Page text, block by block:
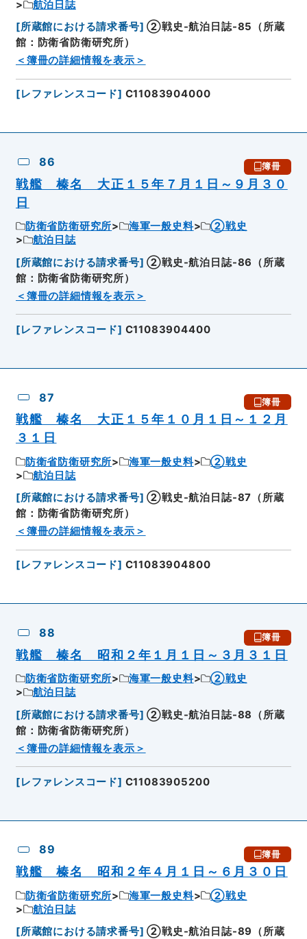
航泊日誌
[所蔵館における請求番号] ②戦史-航泊日誌-85（所蔵
館：防衛省防衛研究所）
＜簿冊の詳細情報を表示＞
[レファレンスコード] C11083904000
86 簿冊
戦艦 榛名 大正１５年７月１日～９月３０
日
防衛省防衛研究所 海軍一般史料
②戦史
航泊日誌
[所蔵館における請求番号] ②戦史-航泊日誌-86（所蔵
館：防衛省防衛研究所）
＜簿冊の詳細情報を表示＞
[レファレンスコード] C11083904400
87 簿冊
戦艦 榛名 大正１５年１０月１日～１２月
３１日
防衛省防衛研究所 海軍一般史料
②戦史
航泊日誌
[所蔵館における請求番号] ②戦史-航泊日誌-87（所蔵
館：防衛省防衛研究所）
＜簿冊の詳細情報を表示＞
[レファレンスコード] C11083904800
88 簿冊
戦艦 榛名 昭和２年１月１日～３月３１日
防衛省防衛研究所 海軍一般史料
②戦史
航泊日誌
[所蔵館における請求番号] ②戦史-航泊日誌-88（所蔵
館：防衛省防衛研究所）
＜簿冊の詳細情報を表示＞
[レファレンスコード] C11083905200
89 簿冊
戦艦 榛名 昭和２年４月１日～６月３０日
防衛省防衛研究所 海軍一般史料
②戦史
航泊日誌
[所蔵館における請求番号] ②戦史-航泊日誌-89（所蔵